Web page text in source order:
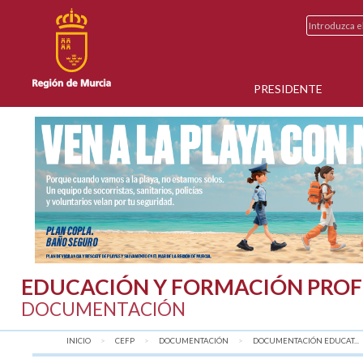
PRESIDENTE
EDUCACIÓN Y FORMACIÓN
DOCUMENTACIÓN
INICIO CEFP DOCUMENTACIÓN DOCUMENTACIÓN EDUCAT...